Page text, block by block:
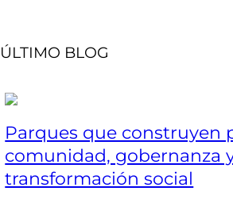
ÚLTIMO BLOG
Parques que construyen
comunidad, gobernanza
transformación social